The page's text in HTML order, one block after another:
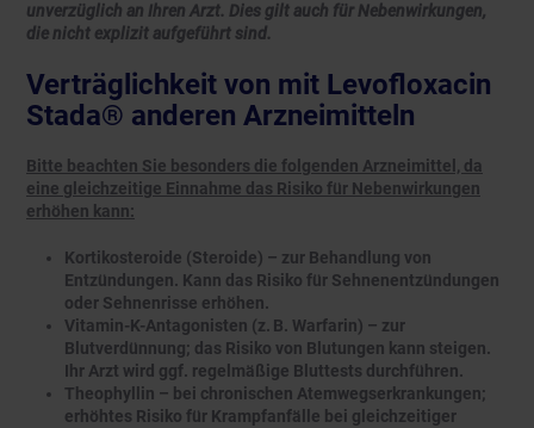
unverzüglich an Ihren Arzt. Dies gilt auch für Nebenwirkungen,
die nicht explizit aufgeführt sind.
Verträglichkeit von mit Levofloxacin
Stada® anderen Arzneimitteln
Bitte beachten Sie besonders die folgenden Arzneimittel, da
eine gleichzeitige Einnahme das Risiko für Nebenwirkungen
erhöhen kann:
Kortikosteroide (Steroide) – zur Behandlung von
Entzündungen. Kann das Risiko für Sehnenentzündungen
oder Sehnenrisse erhöhen.
Vitamin-K-Antagonisten (z. B. Warfarin) – zur
Blutverdünnung; das Risiko von Blutungen kann steigen.
Ihr Arzt wird ggf. regelmäßige Bluttests durchführen.
Theophyllin – bei chronischen Atemwegserkrankungen;
erhöhtes Risiko für Krampfanfälle bei gleichzeitiger